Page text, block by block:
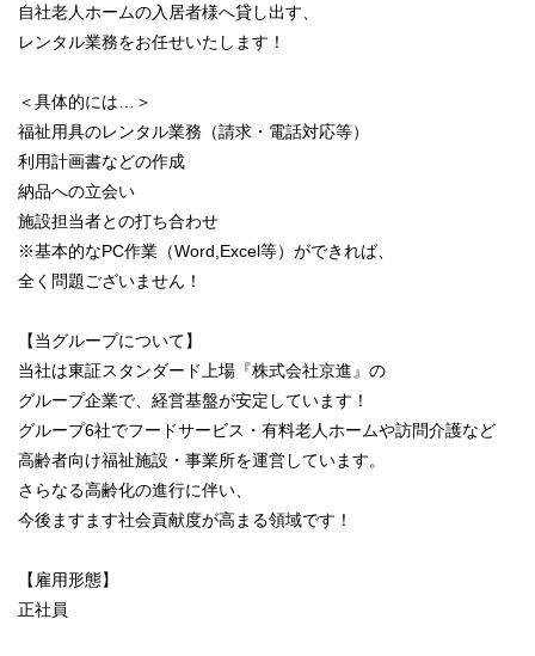
自社老人ホームの入居者様へ貸し出す、
レンタル業務をお任せいたします！
＜具体的には…＞
福祉用具のレンタル業務（請求・電話対応等）
利用計画書などの作成
納品への立会い
施設担当者との打ち合わせ
※基本的なPC作業（Word,Excel等）ができれば、
全く問題ございません！
【当グループについて】
当社は東証スタンダード上場『株式会社京進』の
グループ企業で、経営基盤が安定しています！
グループ6社でフードサービス・有料老人ホームや訪問介護など
高齢者向け福祉施設・事業所を運営しています。
さらなる高齢化の進行に伴い、
今後ますます社会貢献度が高まる領域です！
【雇用形態】
正社員